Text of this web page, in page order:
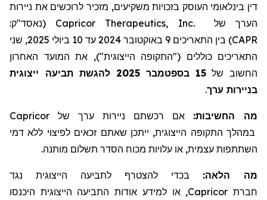
דין בינלאומי העוסק בזכויות משקיעים, מזכיר לרוכשים את ניירות
הערך של
Capricor Therapeutics, Inc. (נאסד"ק:
CAPR
) בין התאריכים 9 באוקטובר 2024 עד 10 ביולי 2025, שני
התאריכים כוללים ("התקופה הייצוגית"), את המועד האחרון
החשוב של15 בספטמבר 2025 להגשת תביעה ייצוגית
בניירות ערך.
מה החשיבות: אם רכשתם ניירות ערך של Capricor
במהלך התקופה הייצוגית, ייתכן שאתם זכאים לפיצוי ללא דמי
השתתפות עצמית, או עלויות מכוח הסדר תשלום מותנה.
מה הלאה: בכדי להצטרף לתביעה הייצוגית נגד
חברת Capricor, או למידע אודות התביעה הייצוגית היכנסו